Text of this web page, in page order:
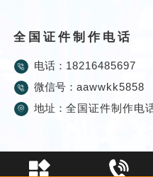
全国证件制作电话
电话： 18216485697
微信号： aawwkk5858
地址： 全国证件制作电